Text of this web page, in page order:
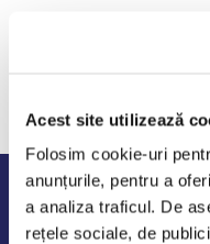
Acest site utilizează
Folosim cookie-uri
anunțurile, pentru a
a analiza traficul. De
rețele sociale, de
Program de